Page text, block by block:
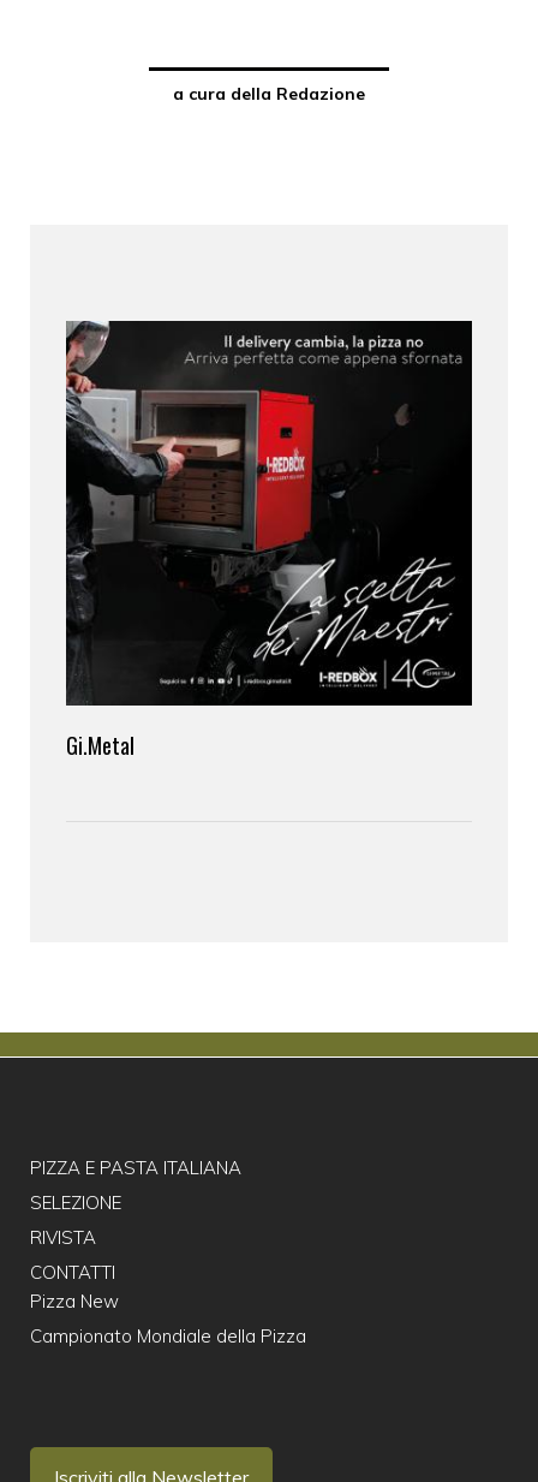
a cura della Redazione
Gi.Metal
PIZZA E PASTA ITALIANA
SELEZIONE
RIVISTA
CONTATTI
Pizza New
Campionato Mondiale della Pizza
Iscriviti alla Newsletter